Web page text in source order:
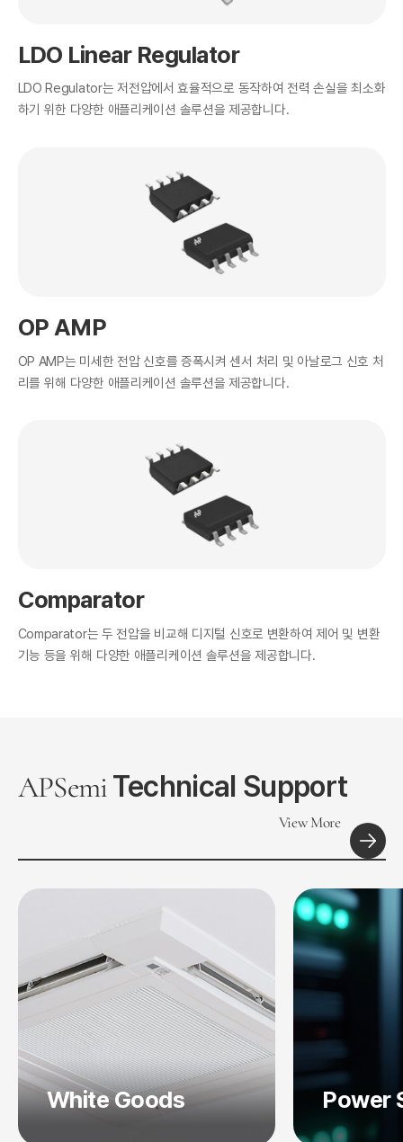
LDO Linear Regulator
LDO Regulator는 저전압에서 효율적으로 동작하여 전력 손실을 최소화
하기 위한 다양한 애플리케이션 솔루션을 제공합니다.
OP AMP
OP AMP는 미세한 전압 신호를 증폭시켜 센서 처리 및 아날로그 신호 처
리를 위해 다양한 애플리케이션 솔루션을 제공합니다.
Comparator
Comparator는 두 전압을 비교해 디지털 신호로 변환하여 제어 및 변환
기능 등을 위해 다양한 애플리케이션 솔루션을 제공합니다.
APSemiTechnical Support
View More
White Goods Power